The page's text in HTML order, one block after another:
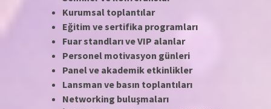
Kurumsal toplantılar
Eğitim ve sertifika programları
Fuar standları ve VIP alanlar
Personel motivasyon günleri
Panel ve akademik etkinlikler
Lansman ve basın toplantıları
Networking buluşmaları